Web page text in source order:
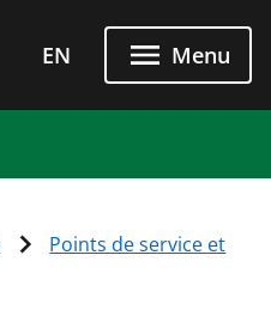
EN Menu
Points de service et